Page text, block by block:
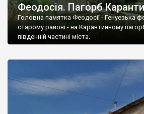
Феодосія. Пагорб
Головна памятка Феодосії - Генуезька
старому районі - на Карантинному
південній частині міста.